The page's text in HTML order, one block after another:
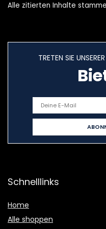
Alle zitierten Inhalte
TRETEN SIE
Schnelllinks
Home
Alle shoppen